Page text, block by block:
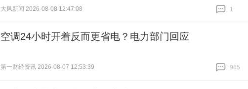
大风新闻 2026-08-08 12:47:08
1
空调24小时开着反而更省电？电力部门回应
第一财经资讯 2026-08-07 12:53:39
965